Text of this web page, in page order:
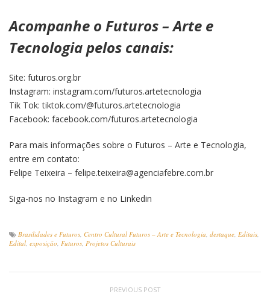
Acompanhe o Futuros – Arte e
Tecnologia pelos canais:
Site: futuros.org.br
Instagram: instagram.com/futuros.artetecnologia
Tik Tok: tiktok.com/@futuros.artetecnologia
Facebook: facebook.com/futuros.artetecnologia
Para mais informações sobre o Futuros – Arte e Tecnologia,
entre em contato:
Felipe Teixeira – felipe.teixeira@agenciafebre.com.br
Siga-nos no Instagram e no Linkedin
Brasilidades e Futuros, Centro Cultural Futuros – Arte e Tecnologia, destaque, Editais,
Edital, exposição, Futuros, Projetos Culturais
PREVIOUS POST